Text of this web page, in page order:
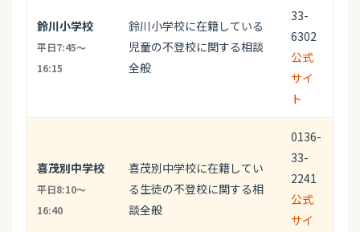
鈴川小学校
平日7:45～
16:15
鈴川小学校に在籍している
児童の不登校に関する相談
全般
33-
6302
公式
サイ
ト
喜茂別中学校
平日8:10～
16:40
喜茂別中学校に在籍してい
る生徒の不登校に関する相
談全般
0136-
33-
2241
公式
サイ